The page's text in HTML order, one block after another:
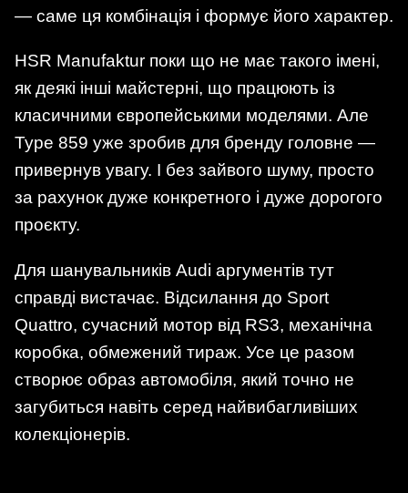
— саме ця комбінація і формує його характер.
HSR Manufaktur поки що не має такого імені,
як деякі інші майстерні, що працюють із
класичними європейськими моделями. Але
Type 859 уже зробив для бренду головне —
привернув увагу. І без зайвого шуму, просто
за рахунок дуже конкретного і дуже дорогого
проєкту.
Для шанувальників Audi аргументів тут
справді вистачає. Відсилання до Sport
Quattro, сучасний мотор від RS3, механічна
коробка, обмежений тираж. Усе це разом
створює образ автомобіля, який точно не
загубиться навіть серед найвибагливіших
колекціонерів.